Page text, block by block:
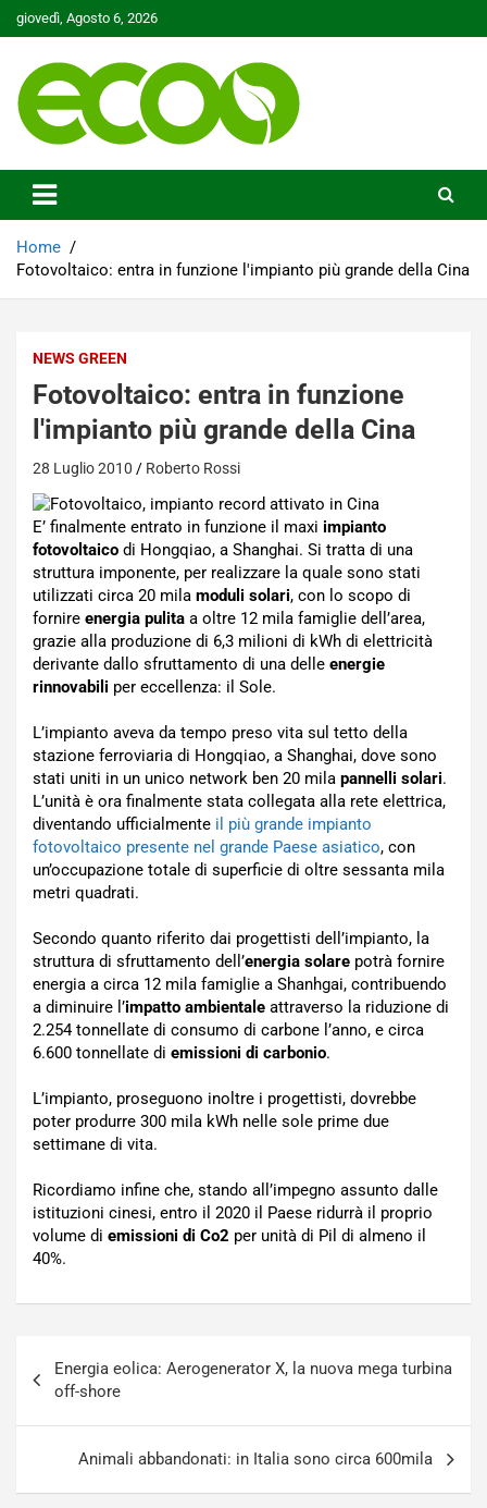
Skip
to
giovedì, Agosto 6, 2026
Ecoo.it
Home
Fotovoltaico: entra in funzione l'impianto più grande della Cina
NEWS GREEN
Fotovoltaico: entra in funzione
l'impianto più grande della Cina
28 Luglio 2010 Roberto Rossi
E’ finalmente entrato in funzione il maxi impianto
fotovoltaico di Hongqiao, a Shanghai. Si tratta di una
struttura imponente, per realizzare la quale sono stati
utilizzati circa 20 mila moduli solari, con lo scopo di
fornire energia pulita a oltre 12 mila famiglie dell’area,
grazie alla produzione di 6,3 milioni di kWh di elettricità
derivante dallo sfruttamento di una delle energie
rinnovabili per eccellenza: il Sole.
L’impianto aveva da tempo preso vita sul tetto della
stazione ferroviaria di Hongqiao, a Shanghai, dove sono
stati uniti in un unico network ben 20 mila pannelli solari.
L’unità è ora finalmente stata collegata alla rete elettrica,
diventando ufficialmente il più grande impianto
fotovoltaico presente nel grande Paese asiatico, con
un’occupazione totale di superficie di oltre sessanta mila
metri quadrati.
Secondo quanto riferito dai progettisti dell’impianto, la
struttura di sfruttamento dell’energia solare potrà fornire
energia a circa 12 mila famiglie a Shanhgai, contribuendo
a diminuire l’impatto ambientale attraverso la riduzione di
2.254 tonnellate di consumo di carbone l’anno, e circa
6.600 tonnellate di emissioni di carbonio.
L’impianto, proseguono inoltre i progettisti, dovrebbe
poter produrre 300 mila kWh nelle sole prime due
settimane di vita.
Ricordiamo infine che, stando all’impegno assunto dalle
istituzioni cinesi, entro il 2020 il Paese ridurrà il proprio
volume di emissioni di Co2 per unità di Pil di almeno il
40%.
articoli
Energia eolica: Aerogenerator X, la nuova mega turbina
off-shore
Animali abbandonati: in Italia sono circa 600mila